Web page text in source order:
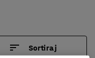
Sortiraj